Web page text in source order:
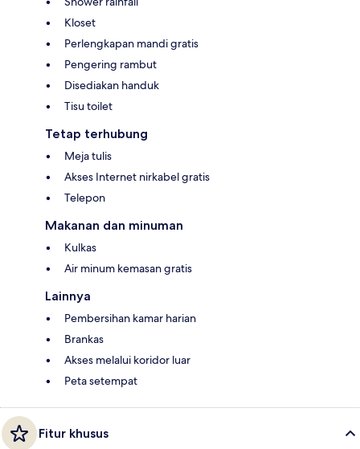
Kloset
Perlengkapan mandi gratis
Pengering rambut
Disediakan handuk
Tisu toilet
Tetap terhubung
Meja tulis
Akses Internet nirkabel gratis
Telepon
Makanan dan minuman
Kulkas
Air minum kemasan gratis
Lainnya
Pembersihan kamar harian
Brankas
Akses melalui koridor luar
Peta setempat
Fitur khusus